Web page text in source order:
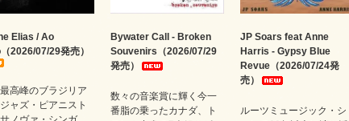
Elias / Ao
2026/07/29発売）
高峰のブラジリア
ャズ・ピアニスト
Bywater Call - Broken
Souvenirs（2026/07/29
発売）
数々の音楽賞に輝く今一
番脂の乗ったカナダ、ト
JP Soars feat Anne
Harris - Gypsy Blue
Revue（2026/07/24発
売）
ルーツミュージック・シ